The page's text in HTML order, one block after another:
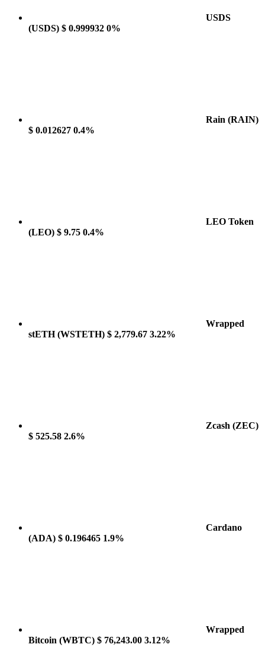
USDS
(USDS) $ 0.999932 0%
Rain (RAIN)
$ 0.012627 0.4%
LEO Token
(LEO) $ 9.75 0.4%
Wrapped
stETH(WSTETH) $ 2,779.67 3.22%
Zcash (ZEC)
$ 525.58 2.6%
Cardano
(ADA) $ 0.196465 1.9%
Wrapped
Bitcoin (WBTC) $ 76,243.00 3.12%